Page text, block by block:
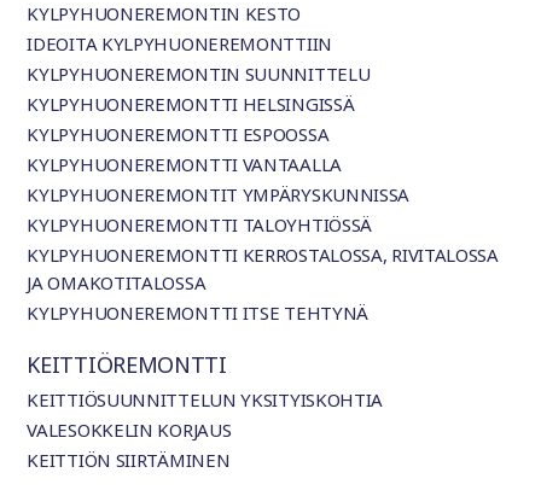
KYLPYHUONEREMONTIN KESTO
IDEOITA KYLPYHUONEREMONTTIIN
KYLPYHUONEREMONTIN SUUNNITTELU
KYLPYHUONEREMONTTI HELSINGISSÄ
KYLPYHUONEREMONTTI ESPOOSSA
KYLPYHUONEREMONTTI VANTAALLA
KYLPYHUONEREMONTIT YMPÄRYSKUNNISSA
KYLPYHUONEREMONTTI TALOYHTIÖSSÄ
KYLPYHUONEREMONTTI KERROSTALOSSA, RIVITALOSSA
JA OMAKOTITALOSSA
KYLPYHUONEREMONTTI ITSE TEHTYNÄ
KEITTIÖREMONTTI
KEITTIÖSUUNNITTELUN YKSITYISKOHTIA
VALESOKKELIN KORJAUS
KEITTIÖN SIIRTÄMINEN